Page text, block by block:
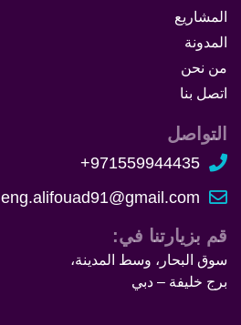
المشاريع
المدونة
من نحن
اتصل بنا
التواصل
971559944435+
eng.alifouad91@gmail.com
قم بزيارتنا في:
سوق البحار، وسط المدينة،
برج خليفة – دبي